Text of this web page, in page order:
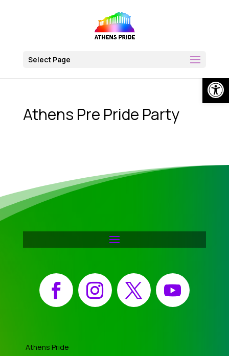
Select Page
Athens Pre Pride Party
Facebook Instagram X YouTube
Athens Pride